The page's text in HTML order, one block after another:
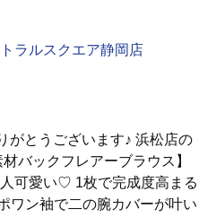
ラルスクエア静岡店
がとうございます♪ 浜松店の
バックフレアーブラウス】
可愛い♡ 1枚で完成度高まる
ワン袖で二の腕カバーが叶い